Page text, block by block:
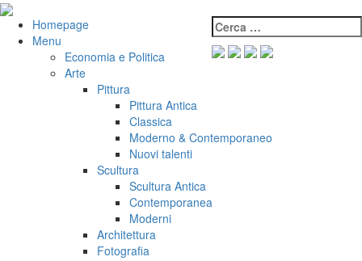
Salta
contenuto
VeniVidiVici Cerca:
Homepage
Menu
Economia e Politica
Arte
Pittura
Pittura Antica
Classica
Moderno & Contemporaneo
Nuovi talenti
Scultura
Scultura Antica
Contemporanea
Moderni
Architettura
Fotografia